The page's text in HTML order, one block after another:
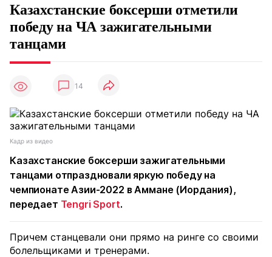
Казахстанские боксерши отметили
победу на ЧА зажигательными
танцами
14
Кадр из видео
Казахстанские боксерши зажигательными
танцами отпраздновали яркую победу на
чемпионате Азии-2022 в Аммане (Иордания),
передает Tengri Sport.
Причем станцевали они прямо на ринге со своими
болельщиками и тренерами.